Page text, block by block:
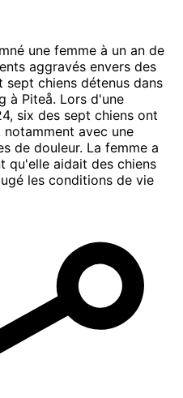
une femme à un an de
aggravés envers des
sept chiens détenus dans
à Piteå. Lors d'une
six des sept chiens ont
avec une
de douleur. La femme a
qu'elle aidait des chiens
les conditions de vie